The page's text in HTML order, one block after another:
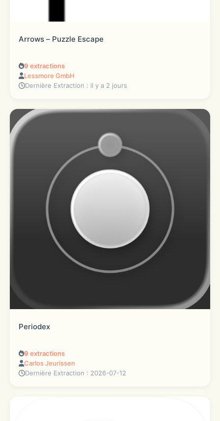
Arrows – Puzzle Escape
9 extractions
Lessmore GmbH
Dernière Extraction : il y a 2 jours
Periodex
9 extractions
Carlos Jeurissen
Dernière Extraction : 2026-07-12